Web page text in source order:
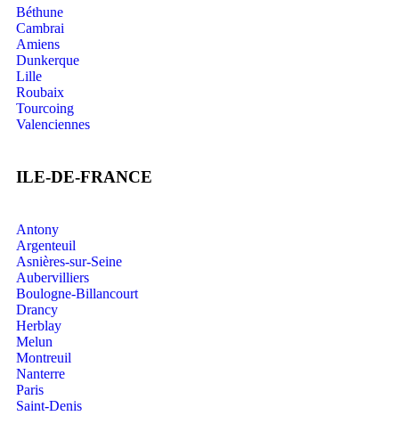
Béthune
Cambrai
Amiens
Dunkerque
Lille
Roubaix
Tourcoing
Valenciennes
ILE-DE-FRANCE
Antony
Argenteuil
Asnières-sur-Seine
Aubervilliers
Boulogne-Billancourt
Drancy
Herblay
Melun
Montreuil
Nanterre
Paris
Saint-Denis